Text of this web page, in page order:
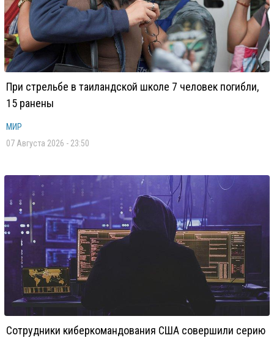
При стрельбе в таиландской школе 7 человек погибли,
15 ранены
МИР
07 Августа 2026 - 23:50
Сотрудники киберкомандования США совершили серию